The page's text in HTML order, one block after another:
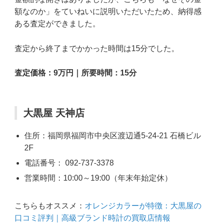
額なのか」をていねいに説明いただいたため、納得感
ある査定ができました。
査定から終了までかかった時間は15分でした。
査定価格：9万円｜所要時間：15分
大黒屋 天神店
住所：福岡県福岡市中央区渡辺通5-24-21 石橋ビル
2F
電話番号： 092-737-3378
営業時間：10:00～19:00（年末年始定休）
こちらもオススメ： オレンジカラーが特徴：大黒屋の
口コミ評判｜高級ブランド時計の買取店情報